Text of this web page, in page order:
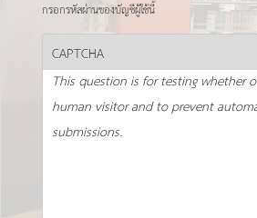
กรอกรหัสผ่านของบัญชีผู้ใช้นี้
CAPTCHA
This question is for testing whether
human visitor and to prevent
submissions.